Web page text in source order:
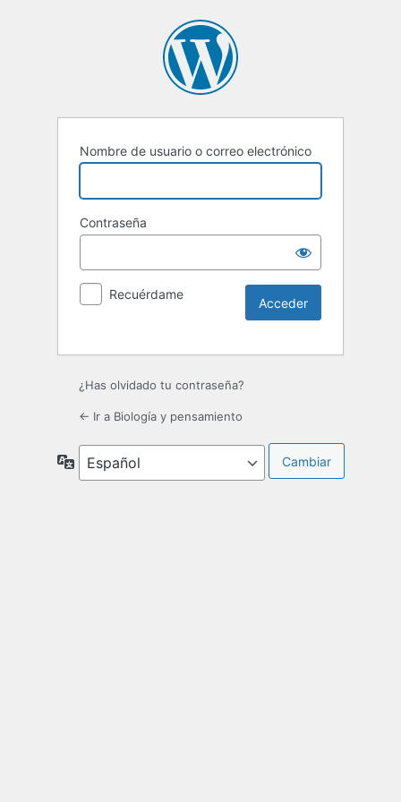
Nombre de usuario o correo electrónico
Contraseña
Recuérdame
¿Has olvidado tu contraseña?
← Ir a Biología y pensamiento
Idioma